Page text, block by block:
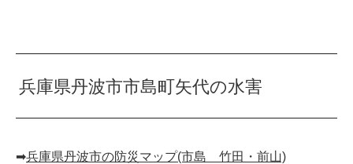
兵庫県丹波市市島町矢代の水害
➡︎兵庫県丹波市の防災マップ(市島 竹田・前山)